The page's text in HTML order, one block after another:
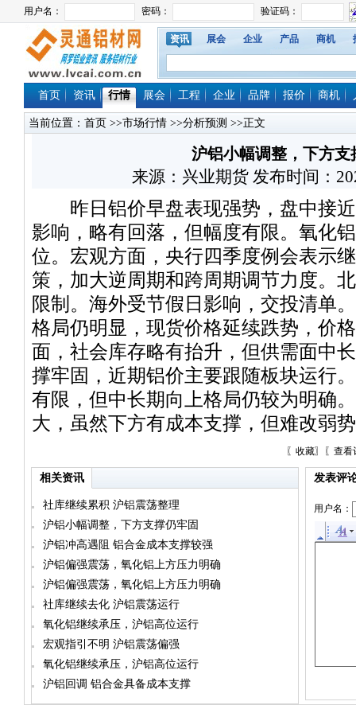
资讯 展会 企业 产品 商机
首页 资讯 行情 展会 工程 企业 品牌 报价 商机
当前位置： 首页 >>市场行情 >>分析预测 >>正文
沪铝小幅调整，下方支
来源：兴业期货 发布时间：
昨日铝价早盘表现强势，盘中接近
影响，略有回落，但幅度有限。氧化
位。宏观方面，央行四季度例会表示
策，加大逆周期和跨周期调节力度。
限制。海外受节假日影响，交投清单
格局仍明显，现货价格延续跌势，价
面，社会库存略有抬升，但供需面中
撑牢固，近期铝价主要跟随板块运行
有限，但中长期向上格局仍较为明确
大，虽然下方有成本支撑，但难改弱
〖 收藏〗〖 查看
相关资讯
社库继续累积 沪铝震荡整理
沪铝小幅调整，下方支撑仍牢固
沪铝冲高遇阻 铝合金成本支撑较强
沪铝偏强震荡，氧化铝上方压力明确
沪铝偏强震荡，氧化铝上方压力明确
社库继续去化 沪铝震荡运行
氧化铝继续承压，沪铝高位运行
宏观指引不明 沪铝震荡偏强
氧化铝继续承压，沪铝高位运行
沪铝回调 铝合金具备成本支撑
发表评
用户名：